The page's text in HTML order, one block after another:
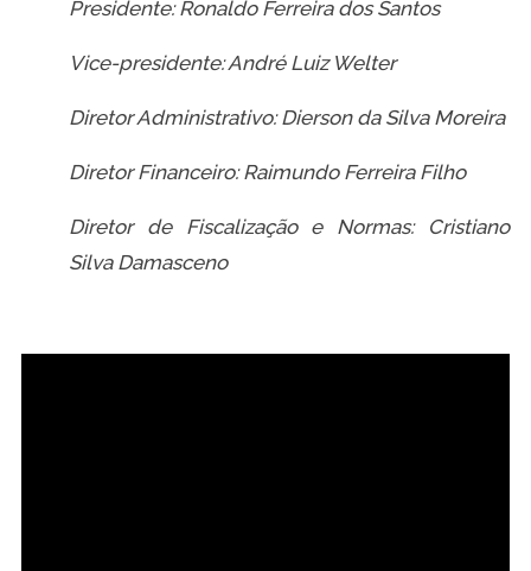
Presidente: Ronaldo Ferreira dos Santos
Vice-presidente: André Luiz Welter
Diretor Administrativo: Dierson da Silva Moreira
Diretor Financeiro: Raimundo Ferreira Filho
Diretor de Fiscalização e Normas: Cristiano
Silva Damasceno